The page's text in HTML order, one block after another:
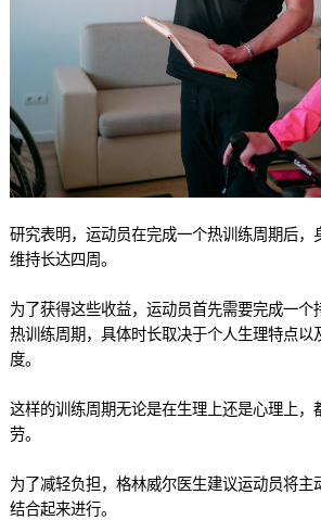
研究表明，运动员在完成一个热训练周期后，
维持长达四周。
为了获得这些收益，运动员首先需要完成一个
热训练周期，具体时长取决于个人生理特点以
度。
这样的训练周期无论是在生理上还是心理上，
劳。
为了减轻负担，格林威尔医生建议运动员将主
结合起来进行。